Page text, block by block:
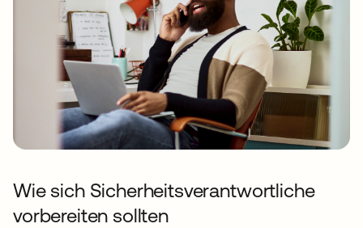
Wie sich Sicherheitsverantwortliche
vorbereiten sollten